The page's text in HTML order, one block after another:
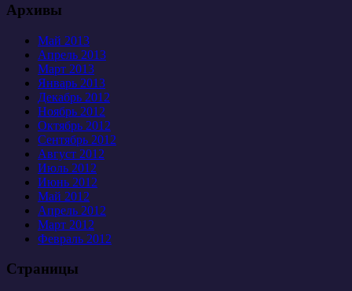
Архивы
Май 2013
Апрель 2013
Март 2013
Январь 2013
Декабрь 2012
Ноябрь 2012
Октябрь 2012
Сентябрь 2012
Август 2012
Июль 2012
Июнь 2012
Май 2012
Апрель 2012
Март 2012
Февраль 2012
Страницы